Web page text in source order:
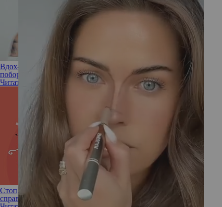
Вдох-выдох: что такое «правило 333» и как оно поможет
побороть тревогу
Читать полностью
Стоп, паника! 3 совета от клинического психолога, как
справиться с приступом тревожности